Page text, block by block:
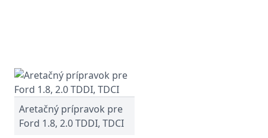
Aretačný prípravok pre
Ford 1.8, 2.0 TDDI, TDCI